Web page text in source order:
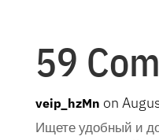
59
veip_hzMn on
Ищете удобный и